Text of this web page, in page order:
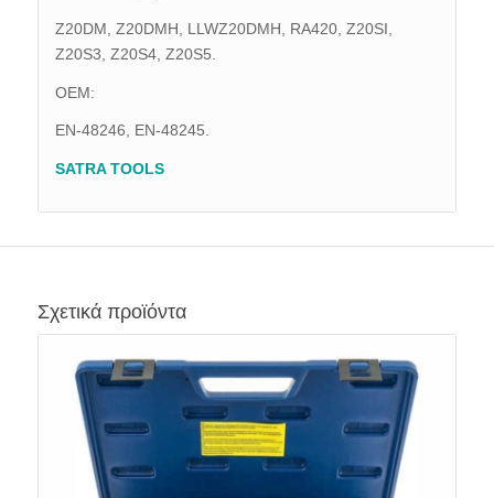
Z20DM, Z20DMH, LLWZ20DMH, RA420, Z20SI,
Z20S3, Z20S4, Z20S5.
OEM:
EN-48246, EN-48245.
SATRA TOOLS
Σχετικά προϊόντα